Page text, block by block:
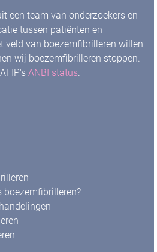
een team van onderzoekers en
tussen patiënten en
veld van boezemfibrilleren willen
wij boezemfibrilleren stoppen.
ANBI status.
boezemfibrilleren?